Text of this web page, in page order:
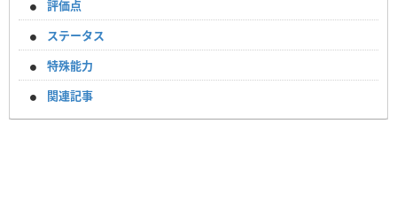
評価点
ステータス
特殊能力
関連記事